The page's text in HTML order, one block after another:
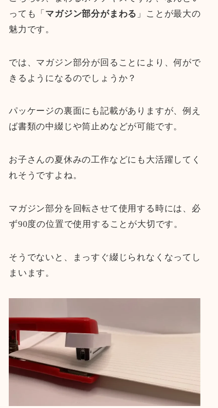
っても「 マガジン部分がまわる 」ことが最大の
魅力です。
では、マガジン部分が回ることにより、何がで
きるようになるのでしょうか？
パッケージの裏面にも記載がありますが、例え
ば書類の中綴じや筒止めなどが可能です。
お子さんの夏休みの工作などにも大活躍してく
れそうですよね。
マガジン部分を回転させて使用する時には、必
ず90度の位置で使用することが大切です。
そうでないと、まっすぐ綴じられなくなってし
まいます。